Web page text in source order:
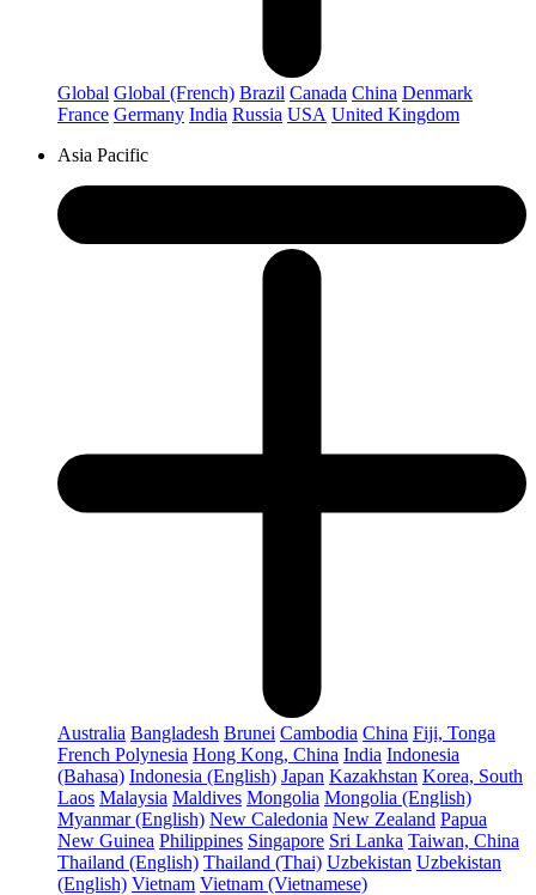
Global Global (French) Brazil Canada China Denmark
France Germany India Russia USA United Kingdom
Asia Pacific
Australia Bangladesh Brunei Cambodia China Fiji, Tonga
French Polynesia Hong Kong, China India Indonesia
(Bahasa) Indonesia (English) Japan Kazakhstan Korea, South
Laos Malaysia Maldives Mongolia Mongolia (English)
Myanmar (English) New Caledonia New Zealand Papua
New Guinea Philippines Singapore Sri Lanka Taiwan, China
Thailand (English) Thailand (Thai) Uzbekistan Uzbekistan
(English) Vietnam Vietnam (Vietnamese)